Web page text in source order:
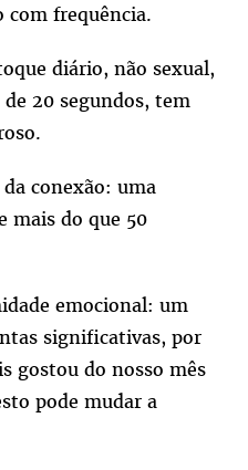
frequência.
diário, não sexual,
20 segundos, tem
conexão: uma
mais do que 50
emocional: um
significativas, por
gostou do nosso mês
pode mudar a